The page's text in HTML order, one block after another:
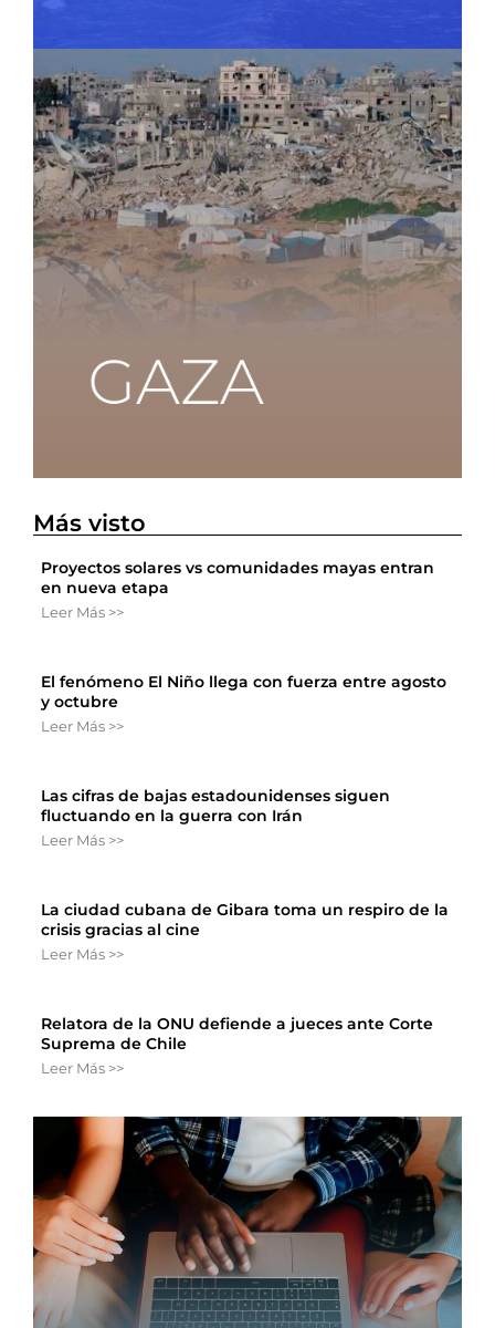
Más visto
Proyectos solares vs comunidades mayas entran
en nueva etapa
Leer Más >>
El fenómeno El Niño llega con fuerza entre agosto
y octubre
Leer Más >>
Las cifras de bajas estadounidenses siguen
fluctuando en la guerra con Irán
Leer Más >>
La ciudad cubana de Gibara toma un respiro de la
crisis gracias al cine
Leer Más >>
Relatora de la ONU defiende a jueces ante Corte
Suprema de Chile
Leer Más >>